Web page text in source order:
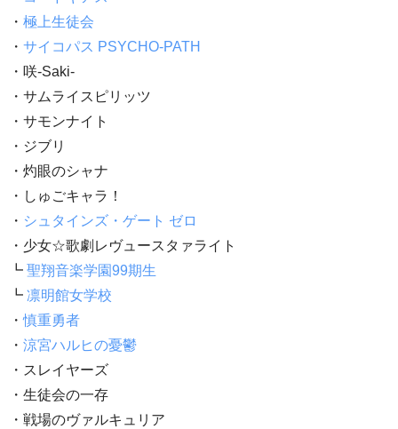
・ 極上生徒会
・ サイコパス PSYCHO-PATH
・咲-Saki-
・サムライスピリッツ
・サモンナイト
・ジブリ
・灼眼のシャナ
・しゅごキャラ！
・ シュタインズ・ゲート ゼロ
・少女☆歌劇レヴュースタァライト
┗ 聖翔音楽学園99期生
┗ 凛明館女学校
・慎重勇者
・ 涼宮ハルヒの憂鬱
・スレイヤーズ
・生徒会の一存
・戦場のヴァルキュリア